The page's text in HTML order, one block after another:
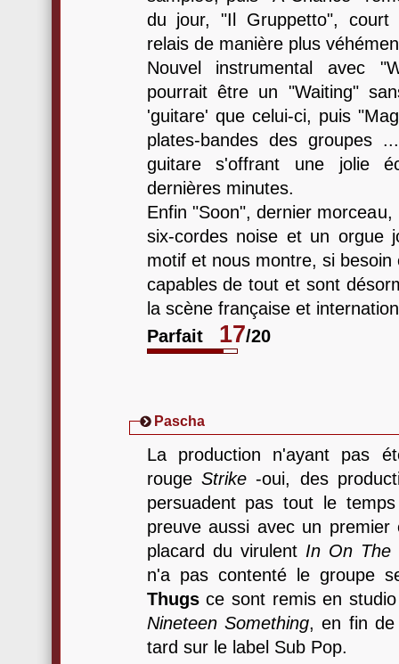
du jour, "Il Gruppetto", court
relais de manière plus
Nouvel instrumental avec
pourrait être un "Waiting"
'guitare' que celui-ci, puis
plates-bandes des groupes
guitare s'offrant une jolie
dernières minutes.
Enfin "Soon", dernier
six-cordes noise et un orgue
motif et nous montre, si
capables de tout et sont
la scène française et
Parfait
17/20
Pascha
La production n'ayant pas
rouge Strike-oui, des
persuadent pas tout le
preuve aussi avec un premier
placard du virulent In On The
n'a pas contenté le groupe
Thugsce sont remis en
Nineteen Something, en fin de
tard sur le label Sub Pop.